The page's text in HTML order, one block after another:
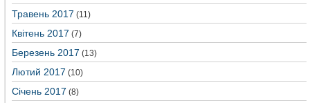
Травень 2017 (11)
Квітень 2017 (7)
Березень 2017 (13)
Лютий 2017 (10)
Січень 2017 (8)